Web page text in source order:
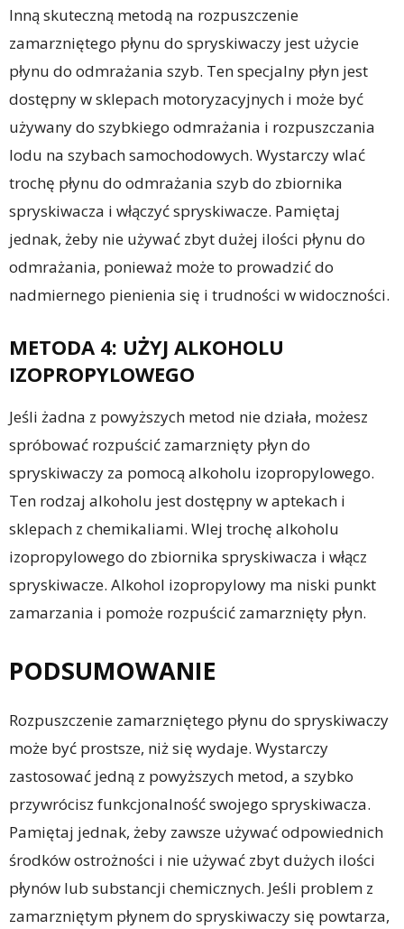
Inną skuteczną metodą na rozpuszczenie
zamarzniętego płynu do spryskiwaczy jest użycie
płynu do odmrażania szyb. Ten specjalny płyn jest
dostępny w sklepach motoryzacyjnych i może być
używany do szybkiego odmrażania i rozpuszczania
lodu na szybach samochodowych. Wystarczy wlać
trochę płynu do odmrażania szyb do zbiornika
spryskiwacza i włączyć spryskiwacze. Pamiętaj
jednak, żeby nie używać zbyt dużej ilości płynu do
odmrażania, ponieważ może to prowadzić do
nadmiernego pienienia się i trudności w widoczności.
METODA 4: UŻYJ ALKOHOLU
IZOPROPYLOWEGO
Jeśli żadna z powyższych metod nie działa, możesz
spróbować rozpuścić zamarznięty płyn do
spryskiwaczy za pomocą alkoholu izopropylowego.
Ten rodzaj alkoholu jest dostępny w aptekach i
sklepach z chemikaliami. Wlej trochę alkoholu
izopropylowego do zbiornika spryskiwacza i włącz
spryskiwacze. Alkohol izopropylowy ma niski punkt
zamarzania i pomoże rozpuścić zamarznięty płyn.
PODSUMOWANIE
Rozpuszczenie zamarzniętego płynu do spryskiwaczy
może być prostsze, niż się wydaje. Wystarczy
zastosować jedną z powyższych metod, a szybko
przywrócisz funkcjonalność swojego spryskiwacza.
Pamiętaj jednak, żeby zawsze używać odpowiednich
środków ostrożności i nie używać zbyt dużych ilości
płynów lub substancji chemicznych. Jeśli problem z
zamarzniętym płynem do spryskiwaczy się powtarza,